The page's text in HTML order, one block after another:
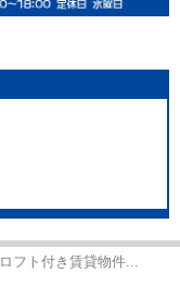
ロフト付き賃貸物件...